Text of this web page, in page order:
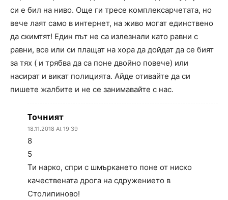
си е бил на ниво. Още ги тресе комплексарчетата, но
вече лаят само в интернет, на живо могат единствено
да скимтят! Един път не са излезнали като равни с
равни, все или си плащат на хора да дойдат да се бият
за тях ( и трябва да са поне двойно повече) или
насират и викат полицията. Айде отивайте да си
пишете жалбите и не се занимавайте с нас.
Точният
18.11.2018 At 19:39
8
5
Ти нарко, спри с шмъркането поне от ниско
качествената дрога на сдружението в
Столипиново!